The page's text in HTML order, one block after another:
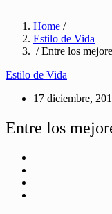
Home /
Estilo de Vida
/ Entre los
Estilo de Vida
17 diciembre,
Entre los